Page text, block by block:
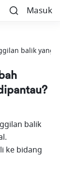
Masuk
balik yang
balik
ke bidang